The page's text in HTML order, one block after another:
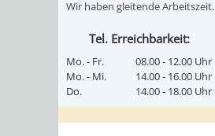
Wir haben gleitende Arbeitszeit.
Tel. Erreichbarkeit:
Mo. - Fr.
08.00 - 12.00 Uhr
Mo. - Mi.
14.00 - 16.00 Uhr
Do.
14.00 - 18.00 Uhr